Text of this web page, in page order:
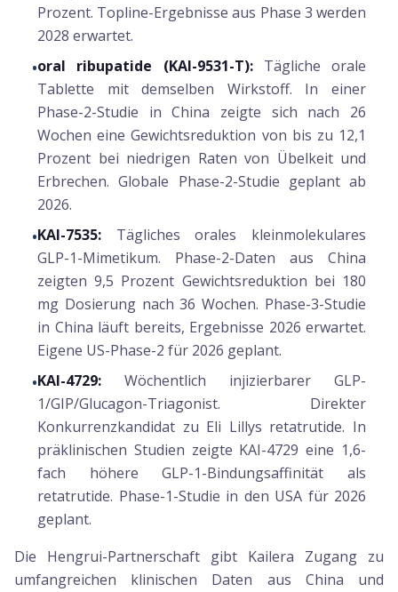
Prozent. Topline-Ergebnisse aus Phase 3 werden
2028 erwartet.
•oral ribupatide (KAI-9531-T):Tägliche orale
Tablette mit demselben Wirkstoff. In einer
Phase-2-Studie in China zeigte sich nach 26
Wochen eine Gewichtsreduktion von bis zu 12,1
Prozent bei niedrigen Raten von Übelkeit und
Erbrechen. Globale Phase-2-Studie geplant ab
2026.
•KAI-7535: Tägliches orales kleinmolekulares
GLP-1-Mimetikum. Phase-2-Daten aus China
zeigten 9,5 Prozent Gewichtsreduktion bei 180
mg Dosierung nach 36 Wochen. Phase-3-Studie
in China läuft bereits, Ergebnisse 2026 erwartet.
Eigene US-Phase-2 für 2026 geplant.
•KAI-4729: Wöchentlich injizierbarer GLP-
1/GIP/Glucagon-Triagonist. Direkter
Konkurrenzkandidat zu Eli Lillys retatrutide. In
präklinischen Studien zeigte KAI-4729 eine 1,6-
fach höhere GLP-1-Bindungsaffinität als
retatrutide. Phase-1-Studie in den USA für 2026
geplant.
Die Hengrui-Partnerschaft gibt Kailera Zugang zu
umfangreichen klinischen Daten aus China und